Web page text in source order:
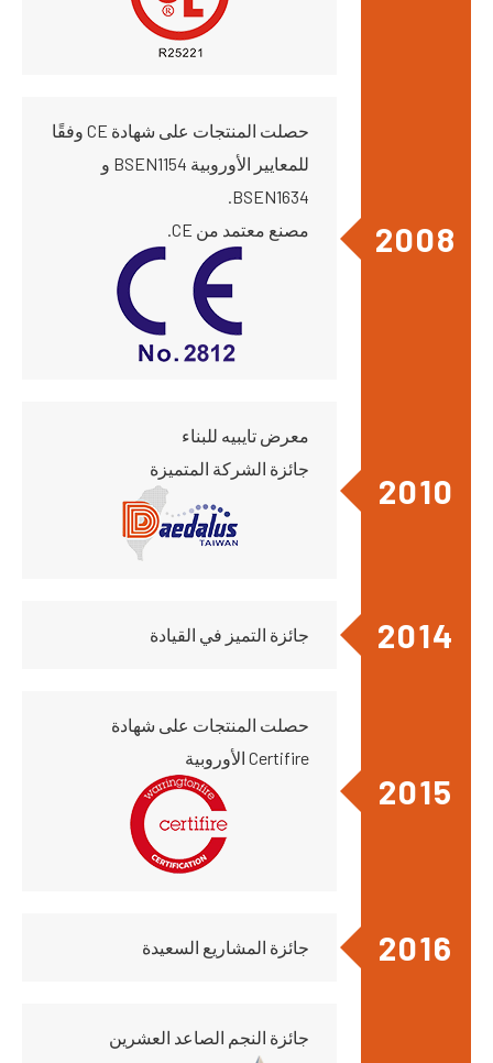
حصلت المنتجات على شهادة CE وفقًا
للمعايير الأوروبية BSEN1154 و
BSEN1634.
مصنع معتمد من CE.
2008
معرض تايبيه للبناء
جائزة الشركة المتميزة
2010
جائزة التميز في القيادة 2014
حصلت المنتجات على شهادة
Certifire الأوروبية
2015
جائزة المشاريع السعيدة 2016
جائزة النجم الصاعد العشرين